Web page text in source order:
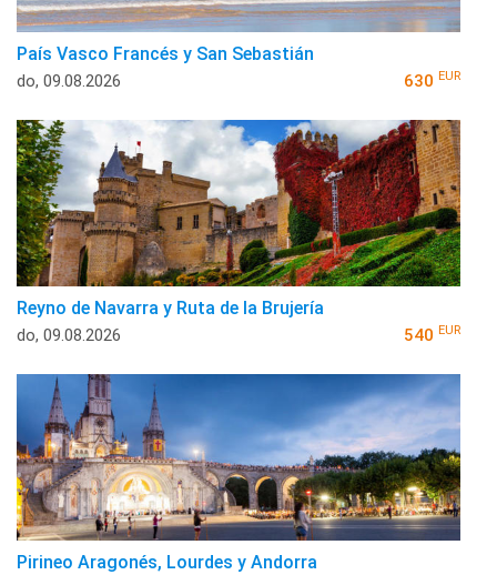
País Vasco Francés y San Sebastián
do, 09.08.2026 630 EUR
Reyno de Navarra y Ruta de la Brujería
do, 09.08.2026 540 EUR
Pirineo Aragonés, Lourdes y Andorra